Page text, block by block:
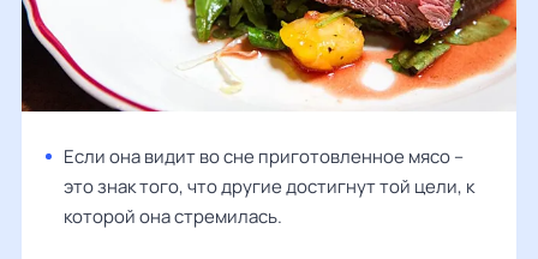
Если она видит во сне приготовленное мясо –
это знак того, что другие достигнут той цели, к
которой она стремилась.